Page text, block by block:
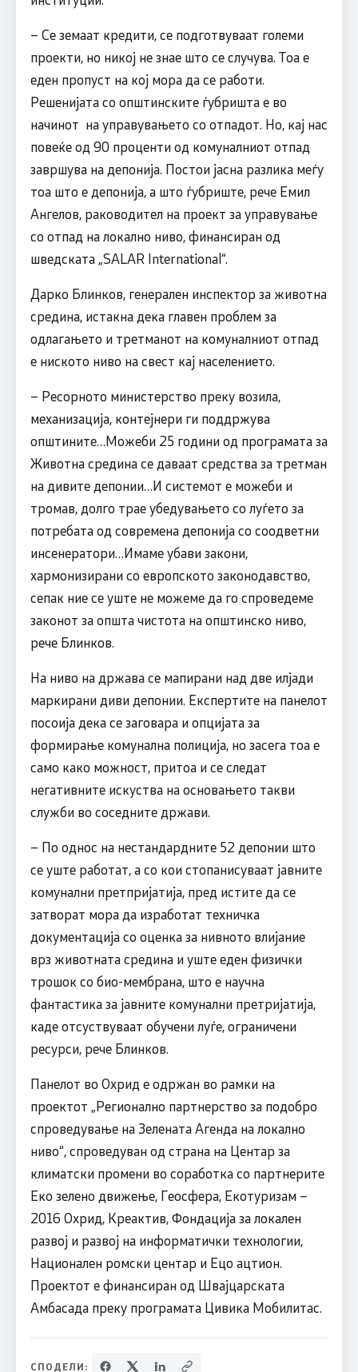
– Се земаат кредити, се подготвуваат големи
проекти, но никој не знае што се случува. Тоа е
еден пропуст на кој мора да се работи.
Решенијата со општинските ѓубришта е во
начинот на управувањето со отпадот. Но, кај нас
повеќе од 90 проценти од комуналниот отпад
завршува на депонија. Постои јасна разлика меѓу
тоа што е депонија, а што ѓубриште, рече Емил
Ангелов, раководител на проект за управување
со отпад на локално ниво, финансиран од
шведската „SALAR International“.
Дарко Блинков, генерален инспектор за животна
средина, истакна дека главен проблем за
одлагањето и третманот на комуналниот отпад
е ниското ниво на свест кај населението.
– Ресорното министерство преку возила,
механизација, контејнери ги поддржува
општините…Можеби 25 години од програмата за
Животна средина се даваат средства за третман
на дивите депонии…И системот е можеби и
тромав, долго трае убедувањето со луѓето за
потребата од современа депонија со соодветни
инсенератори…Имаме убави закони,
хармонизирани со европското законодавство,
сепак ние се уште не можеме да го спроведеме
законот за општа чистота на општинско ниво,
рече Блинков.
На ниво на држава се мапирани над две илјади
маркирани диви депонии. Експертите на панелот
посоија дека се заговара и опцијата за
формирање комунална полиција, но засега тоа е
само како можност, притоа и се следат
негативните искуства на основањето такви
служби во соседните држави.
– По однос на нестандардните 52 депонии што
се уште работат, а со кои стопанисуваат јавните
комунални претпријатија, пред истите да се
затворат мора да изработат техничка
документација со оценка за нивното влијание
врз животната средина и уште еден физички
трошок со био-мембрана, што е научна
фантастика за јавните комунални претријатија,
каде отсуствуваат обучени луѓе, ограничени
ресурси, рече Блинков.
Панелот во Охрид е одржан во рамки на
проектот „Регионално партнерство за подобро
спроведување на Зелената Агенда на локално
ниво“, спроведуван од страна на Центар за
климатски промени во соработка со партнерите
Еко зелено движење, Геосфера, Екотуризам –
2016 Охрид, Креактив, Фондација за локален
развој и развој на информатички технологии,
Национален ромски центар и Ецо ацтион.
Проектот е финансиран од Швајцарската
Амбасада преку програмата Цивика Мобилитас.
СПОДЕЛИ: